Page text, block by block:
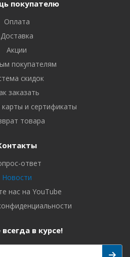
покупателю
Оплата
Доставка
Акции
покупателям
скидок
заказать
и сертификаты
товара
ответ
Новости
нас на YouTube
в курсе!